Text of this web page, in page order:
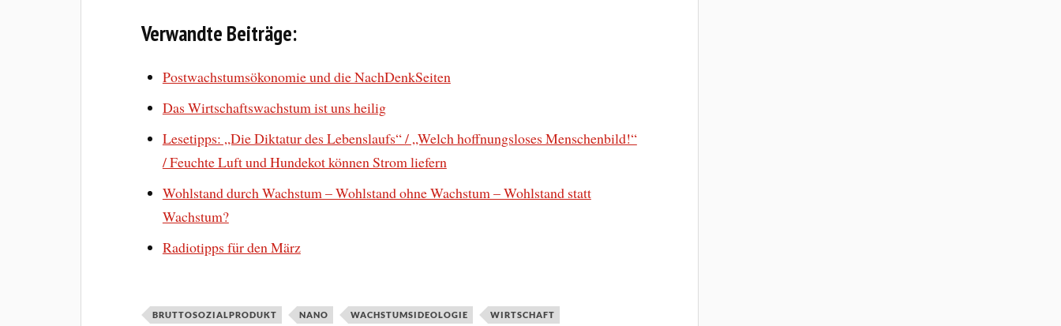
Verwandte Beiträge:
Postwachstumsökonomie und die NachDenkSeiten
Das Wirtschaftswachstum ist uns heilig
Lesetipps: „Die Diktatur des Lebenslaufs“ / „Welch hoffnungsloses Menschenbild!“
/ Feuchte Luft und Hundekot können Strom liefern
Wohlstand durch Wachstum – Wohlstand ohne Wachstum – Wohlstand statt
Wachstum?
Radiotipps für den März
BRUTTOSOZIALPRODUKT NANO WACHSTUMSIDEOLOGIE WIRTSCHAFT